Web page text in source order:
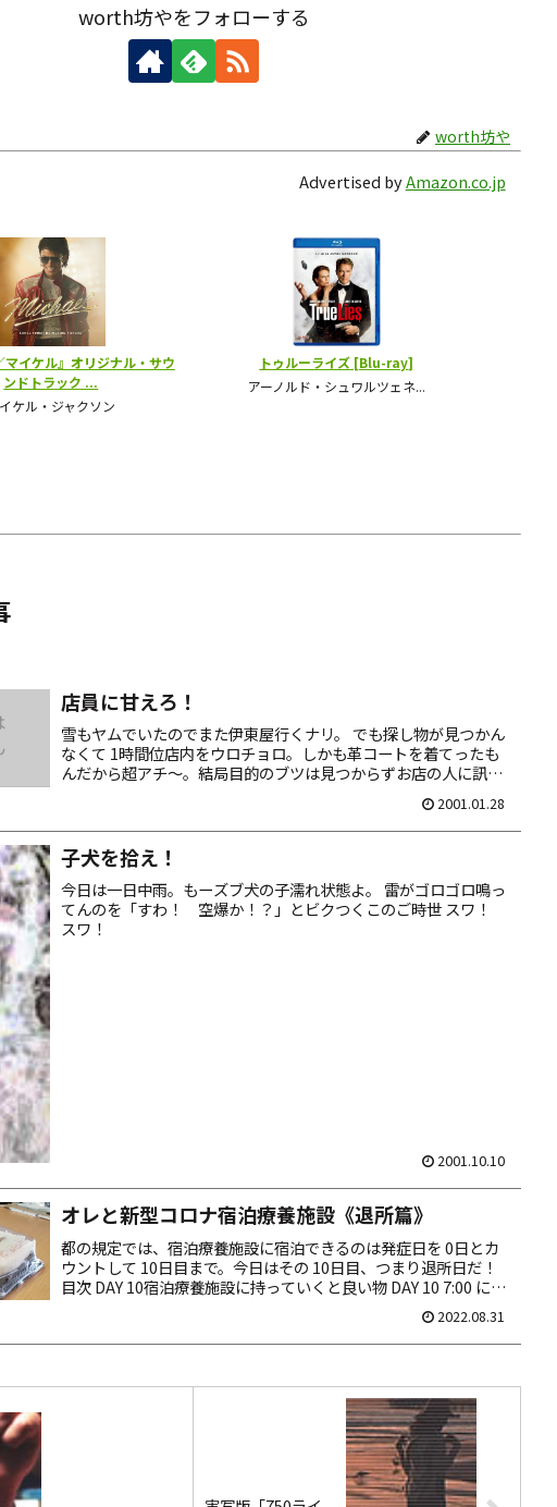
worth坊やをフォローする
worth坊や
Advertised byAmazon.co.jp
店員に甘えろ！
雪もヤムでいたのでまた伊東屋行くナリ。 でも探し物が見つかん
なくて 1時間位店内をウロチョロ。しかも革コートを着てったも
んだから超アチ～。結局目的のブツは見つからずお店の人に訊く
2001.01.28
子犬を拾え！
今日は一日中雨。もーズブ犬の子濡れ状態よ。 雷がゴロゴロ鳴っ
てんのを「すわ！ 空爆か！？」とビクつくこのご時世 スワ！
スワ！
2001.10.10
オレと新型コロナ宿泊療養施設《退所篇》
都の規定では、宿泊療養施設に宿泊できるのは発症日を 0日とカ
ウントして 10日目まで。今日はその 10日目、つまり退所日だ！
目次 DAY 10宿泊療養施設に持っていくと良い物 DAY 10 7:00 に検
2022.08.31